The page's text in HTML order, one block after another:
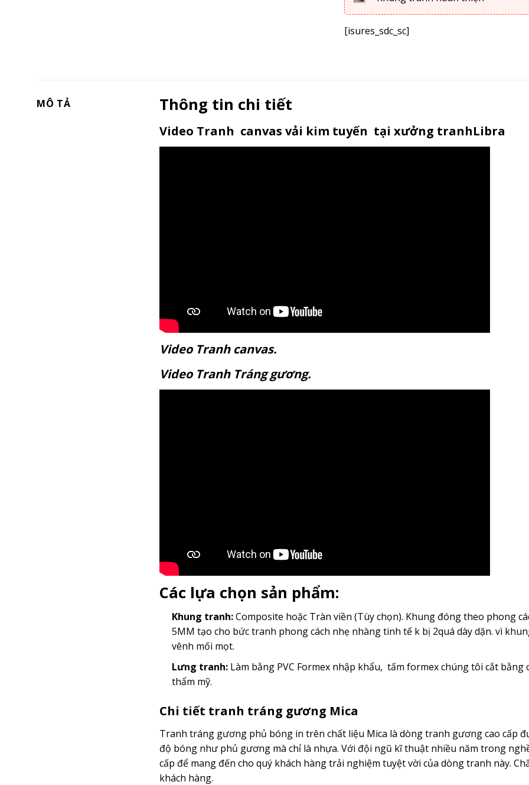
[isures_sdc_sc]
MÔ TẢ Thông tin chi tiết
Video Tranh canvas vải kim tuyến tại xưởng tranhLibra
Video Tranh canvas.
Video Tranh Tráng gương.
Các lựa chọn sản phẩm:
Khung tranh:Composite hoặc Tràn viền (Tùy chọn). Khung đóng theo phong
5MM tạo cho bức tranh phong cách nhẹ nhàng tinh tế k bị 2quá dày dặn. vì
vênh mối mọt.
Lưng tranh: Làm bằng PVC Formex nhập khẩu, tấm formex chúng tôi cắt
thẩm mỹ.
Chi tiết tranh tráng gương Mica
Tranh tráng gương phủ bóng in trên chất liệu Mica là dòng tranh gương cao cấp
độ bóng như phủ gương mà chỉ là nhựa. Với đội ngũ kĩ thuật nhiều năm trong
cấp để mang đến cho quý khách hàng trải nghiệm tuyệt vời của dòng tranh này.
khách hàng.